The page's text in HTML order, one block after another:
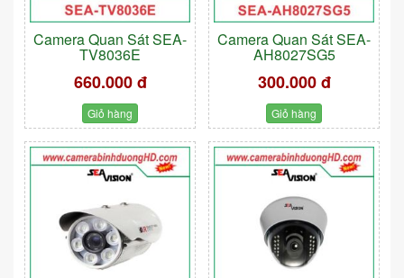
Camera Quan Sát SEA-
TV8036E
660.000 đ
Giỏ hàng
Camera Quan Sát SEA-
AH8027SG5
300.000 đ
Giỏ hàng